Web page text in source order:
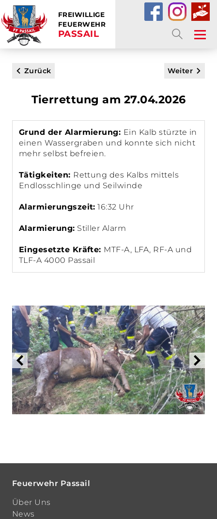
FREIWILLIGE
FEUERWEHR
PASSAIL
Zurück Weiter
Tierrettung am 27.04.2026
Grund der Alarmierung: Ein Kalb stürzte in
einen Wassergraben und konnte sich nicht
mehr selbst befreien.
Tätigkeiten: Rettung des Kalbs mittels
Endlosschlinge und Seilwinde
Alarmierungszeit: 16:32 Uhr
Alarmierung: Stiller Alarm
Eingesetzte Kräfte: MTF-A, LFA, RF-A und
TLF-A 4000 Passail
Feuerwehr Passail
Über Uns
News